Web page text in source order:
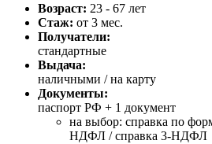
Возраст: 23 - 67 лет
Стаж: от 3 мес.
Получатели:
стандартные
Выдача:
наличными / на карту
Документы:
паспорт РФ + 1 документ
на выбор: справка по
НДФЛ / справка 3-НДФЛ